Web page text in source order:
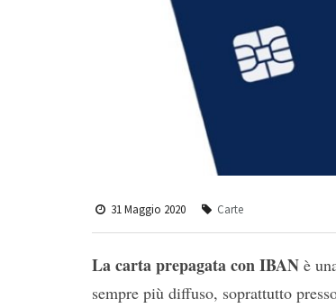
31 Maggio 2020 Carte
La carta prepagata con IBAN è
sempre più diffuso, soprattutto